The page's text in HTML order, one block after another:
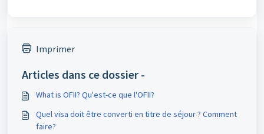
Imprimer
Articles dans ce dossier -
What is OFII? Qu'est-ce que l'OFII?
Quel visa doit être converti en titre de séjour ? Comment
faire?